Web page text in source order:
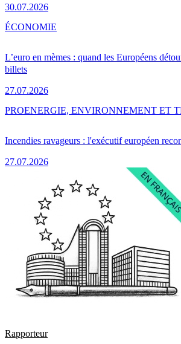
30.07.2026
L’euro en mèmes : quand les Européens
billets
27.07.2026
ÉCONOMIE
Incendies ravageurs : l'exécutif européen
27.07.2026
PROENERGIE, ENVIRONNEMENT ET
Rapporteur